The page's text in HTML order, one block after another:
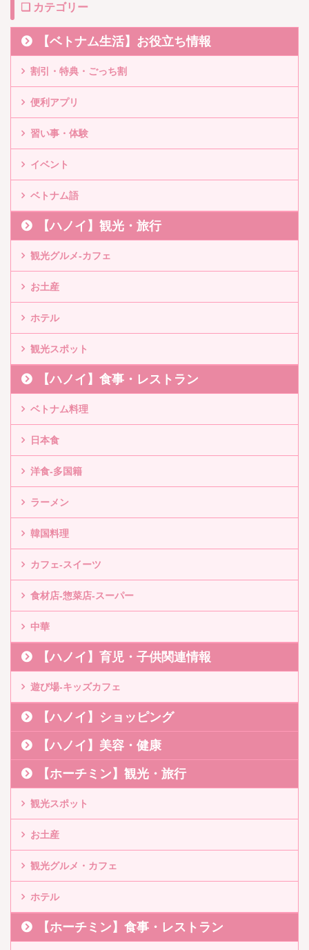
❏ カテゴリー
【ベトナム生活】お役立ち情報
割引・特典・ごっち割
便利アプリ
習い事・体験
イベント
ベトナム語
【ハノイ】観光・旅行
観光グルメ-カフェ
お土産
ホテル
観光スポット
【ハノイ】食事・レストラン
ベトナム料理
日本食
洋食-多国籍
ラーメン
韓国料理
カフェ-スイーツ
食材店-惣菜店-スーパー
中華
【ハノイ】育児・子供関連情報
遊び場-キッズカフェ
【ハノイ】ショッピング
【ハノイ】美容・健康
【ホーチミン】観光・旅行
観光スポット
お土産
観光グルメ・カフェ
ホテル
【ホーチミン】食事・レストラン